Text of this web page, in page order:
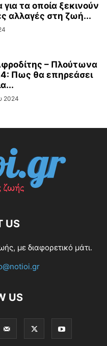
τα οποία ξεκινούν
αλλαγές στη ζωή...
– Πλούτωνα
Πως θα επηρεάσει
2024
US
με διαφορετικό μάτι.
US